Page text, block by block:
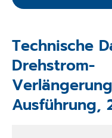
Technische
Drehstrom-
Ausführung,